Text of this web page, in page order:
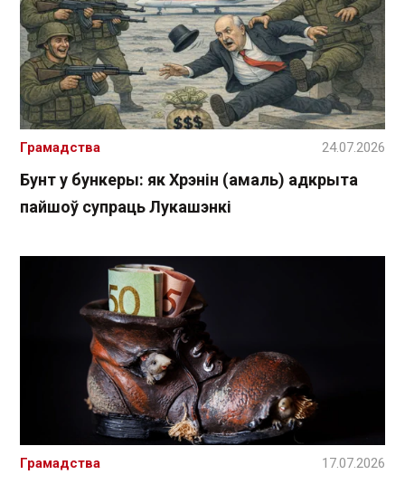
Бунт у бункеры: як Хрэнін (амаль) адкрыта
пайшоў супраць Лукашэнкі
Грамадства 24.07.2026
Грамадства 17.07.2026